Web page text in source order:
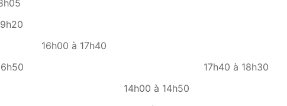
16h00 à 17h40
17h40 à 18h30
14h00 à 14h50